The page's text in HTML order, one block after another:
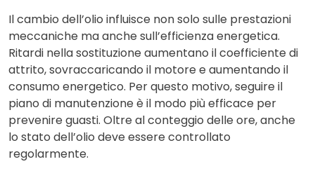
Il cambio dell’olio influisce non solo sulle prestazioni
meccaniche ma anche sull’efficienza energetica.
Ritardi nella sostituzione aumentano il coefficiente di
attrito, sovraccaricando il motore e aumentando il
consumo energetico. Per questo motivo, seguire il
piano di manutenzione è il modo più efficace per
prevenire guasti. Oltre al conteggio delle ore, anche
lo stato dell’olio deve essere controllato
regolarmente.